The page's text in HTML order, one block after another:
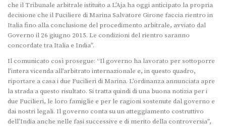
che il Tribunale arbitrale istituito a L’Aja ha oggi anticipato la propria
decisione che il Fuciliere di Marina Salvatore Girone faccia rientro in
Italia fino alla conclusione del procedimento arbitrale, avviato dal
Governo il 26 giugno 2015. Le condizioni del rientro saranno
concordate tra Italia e India”.
Il comunicato così prosegue: “Il governo ha lavorato per sottoporre
l’intera vicenda all’arbitrato internazionale e, in questo quadro,
riportare a casa i due Fucilieri di Marina. L’ordinanza annunciata apre
la strada a questo risultato. Si tratta quindi di una buona notizia per i
due Fucilieri, le loro famiglie e per le ragioni sostenute dal governo e
dai nostri legali. Il governo conta su un atteggiamento costruttivo
dell’India anche nelle fasi successive e di merito della controversia”,